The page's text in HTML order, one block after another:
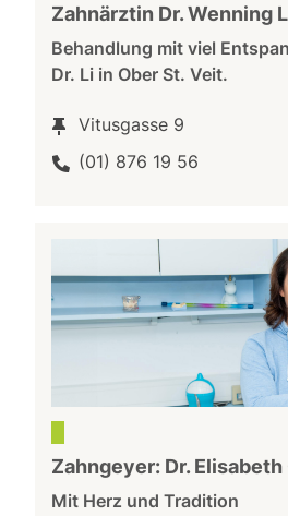
Zahnärztin Dr. Wenning
Behandlung mit viel
Dr. Li in Ober St. Veit.
Vitusgasse 9
(01) 876 19 56
Zahngeyer: Dr.
Mit Herz und Tradition